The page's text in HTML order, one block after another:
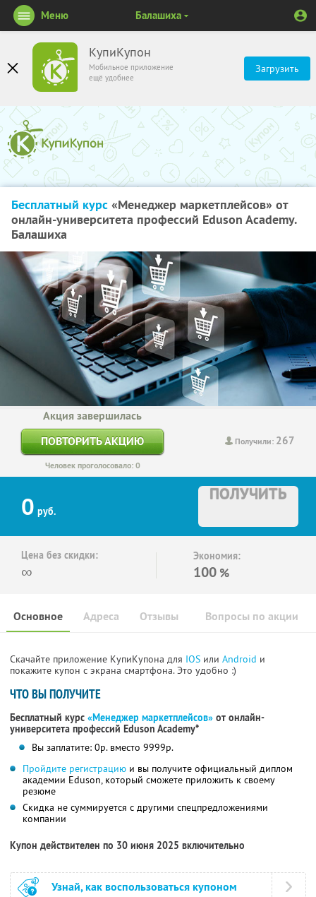
КупиКупон
Мобильное приложение
ещё удобнее
Загрузить
Меню Балашиха
Бесплатный курс «Менеджер маркетплейсов» от
онлайн-университета профессий Eduson Academy.
Балашиха
Получили: 267
Акция завершилась
ПОВТОРИТЬ АКЦИЮ
Человек проголосовало: 0
0 руб.
ПОЛУЧИТЬ
Цена без скидки:
∞
Экономия:
100 %
Основное Отзывы Вопросы по акции
Адреса
Скачайте приложение КупиКупона для IOS или Android и
покажите купон с экрана смартфона. Это удобно :)
ЧТО ВЫ ПОЛУЧИТЕ
Бесплатный курс «Менеджер маркетплейсов» от онлайн-
университета профессий Eduson Academy*
Вы заплатите: 0р. вместо 9999р.
Пройдите регистрацию и вы получите официальный диплом
академии Eduson, который сможете приложить к своему
резюме
Скидка не суммируется с другими спецпредложениями
компании
Купон действителен по 30 июня 2025 включительно
Узнай, как воспользоваться купоном